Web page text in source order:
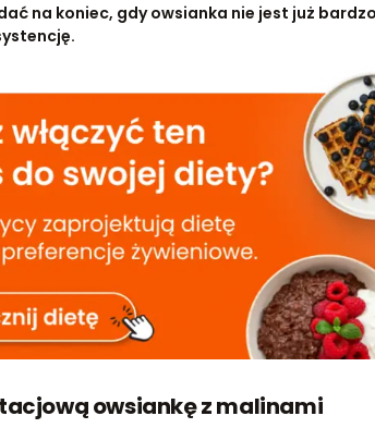
na koniec, gdy owsianka nie jest już
owsiankę z malinami